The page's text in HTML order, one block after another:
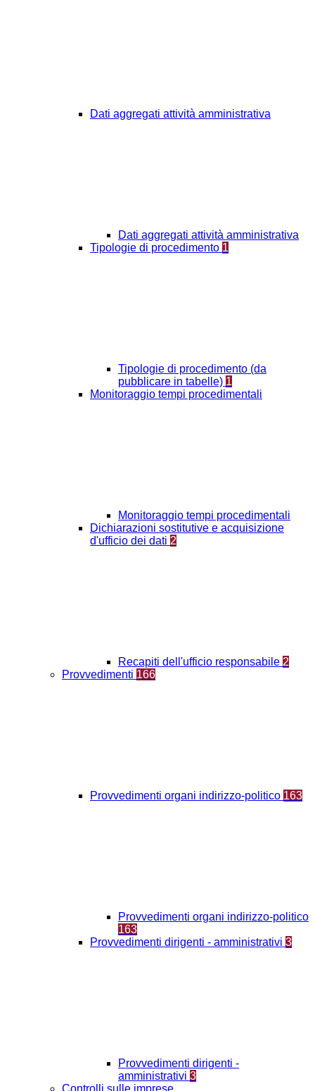
Dati aggregati attività amministrativa
Dati aggregati attività amministrativa
Tipologie di procedimento 1
Tipologie di procedimento (da
pubblicare in tabelle) 1
Monitoraggio tempi procedimentali
Monitoraggio tempi procedimentali
Dichiarazioni sostitutive e acquisizione
d'ufficio dei dati 2
Recapiti dell'ufficio responsabile 2
Provvedimenti 166
Provvedimenti organi indirizzo-politico 163
Provvedimenti organi indirizzo-politico
163
Provvedimenti dirigenti - amministrativi 3
Provvedimenti dirigenti -
amministrativi 3